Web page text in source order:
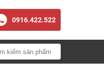
0916.422.522